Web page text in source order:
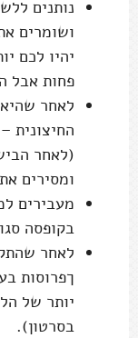
נותנים
ושומרים
יהיו לכם
פחות אבל
לאחר
החיצונית
(לאחר
ומסירים
מעבירים
בקופסה
לאחר
יותר של
בסרטון).